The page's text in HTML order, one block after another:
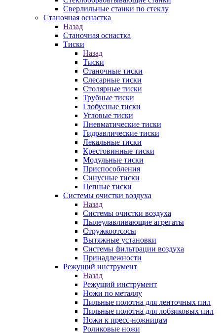
Сверлильные станки по стеклу
Станочная оснастка
Назад
Станочная оснастка
Тиски
Назад
Тиски
Станочные тиски
Слесарные тиски
Столярные тиски
Трубные тиски
Глобусные тиски
Угловые тиски
Пневматические тиски
Гидравлические тиски
Лекальные тиски
Крестовинные тиски
Модульные тиски
Приспособления
Синусные тиски
Цепные тиски
Системы очистки воздуха
Назад
Системы очистки воздуха
Пылеулавливающие агрегаты
Стружкоотсосы
Вытяжные установки
Системы фильтрации воздуха
Принадлежности
Режущий инструмент
Назад
Режущий инструмент
Ножи по металлу
Пильные полотна для ленточных пил
Пильные полотна для лобзиковых пил
Ножи к пресс-ножницам
Роликовые ножи